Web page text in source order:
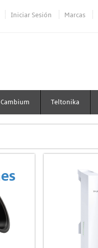
Iniciar Sesión Marcas
Cambium Teltonika